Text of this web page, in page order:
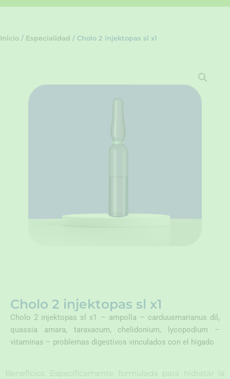
Inicio / Especialidad / Cholo 2 injektopas sl x1
Cholo 2 injektopas sl x1
Cholo 2 injektopas sl x1 – ampolla – carduusmarianus dil,
quassia amara, taraxacum, chelidonium, lycopodium –
vitaminas – problemas digestivos vinculados con el higado
Beneficios: Específicamente formulada para hidratar la